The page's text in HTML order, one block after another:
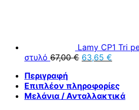
Lamy CP1 Tri
στυλό 67,00€ Original
67,00 €.
63,65 €
είναι:
63,65 €.
Περιγραφή
Επιπλέον πληροφορίες
Μελάνια / Ανταλλακτικά